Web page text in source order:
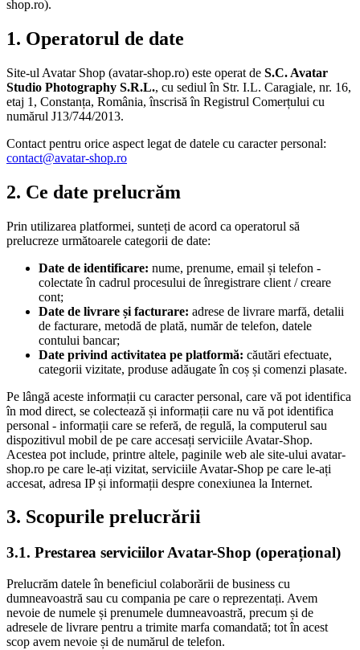
shop.ro).
1. Operatorul de date
Site-ul Avatar Shop (avatar-shop.ro) este operat de S.C. Avatar
Studio Photography S.R.L., cu sediul în Str. I.L. Caragiale, nr. 16,
etaj 1, Constanța, România, înscrisă în Registrul Comerțului cu
numărul J13/744/2013.
Contact pentru orice aspect legat de datele cu caracter personal:
contact@avatar-shop.ro
2. Ce date prelucrăm
Prin utilizarea platformei, sunteți de acord ca operatorul să
prelucreze următoarele categorii de date:
Date de identificare: nume, prenume, email și telefon -
colectate în cadrul procesului de înregistrare client / creare
cont;
Date de livrare și facturare: adrese de livrare marfă, detalii
de facturare, metodă de plată, număr de telefon, datele
contului bancar;
Date privind activitatea pe platformă: căutări efectuate,
categorii vizitate, produse adăugate în coș și comenzi plasate.
Pe lângă aceste informații cu caracter personal, care vă pot identifica
în mod direct, se colectează și informații care nu vă pot identifica
personal - informații care se referă, de regulă, la computerul sau
dispozitivul mobil de pe care accesați serviciile Avatar-Shop.
Acestea pot include, printre altele, paginile web ale site-ului avatar-
shop.ro pe care le-ați vizitat, serviciile Avatar-Shop pe care le-ați
accesat, adresa IP și informații despre conexiunea la Internet.
3. Scopurile prelucrării
3.1. Prestarea serviciilor Avatar-Shop (operațional)
Prelucrăm datele în beneficiul colaborării de business cu
dumneavoastră sau cu compania pe care o reprezentați. Avem
nevoie de numele și prenumele dumneavoastră, precum și de
adresele de livrare pentru a trimite marfa comandată; tot în acest
scop avem nevoie și de numărul de telefon.